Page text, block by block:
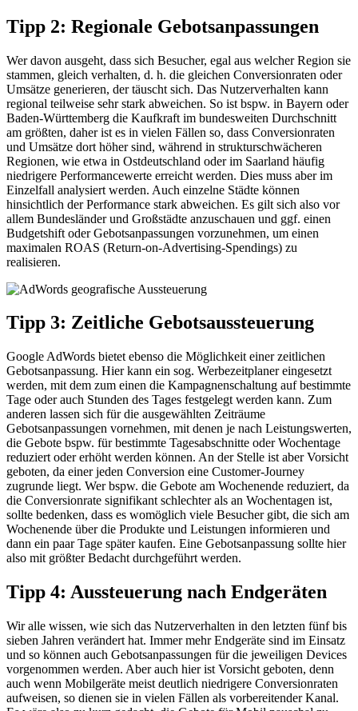
Tipp 2: Regionale Gebotsanpassungen
Wer davon ausgeht, dass sich Besucher, egal aus welcher Region sie
stammen, gleich verhalten, d. h. die gleichen Conversionraten oder
Umsätze generieren, der täuscht sich. Das Nutzerverhalten kann
regional teilweise sehr stark abweichen. So ist bspw. in Bayern oder
Baden-Württemberg die Kaufkraft im bundesweiten Durchschnitt
am größten, daher ist es in vielen Fällen so, dass Conversionraten
und Umsätze dort höher sind, während in strukturschwächeren
Regionen, wie etwa in Ostdeutschland oder im Saarland häufig
niedrigere Performancewerte erreicht werden. Dies muss aber im
Einzelfall analysiert werden. Auch einzelne Städte können
hinsichtlich der Performance stark abweichen. Es gilt sich also vor
allem Bundesländer und Großstädte anzuschauen und ggf. einen
Budgetshift oder Gebotsanpassungen vorzunehmen, um einen
maximalen ROAS (Return-on-Advertising-Spendings) zu
realisieren.
Tipp 3: Zeitliche Gebotsaussteuerung
Google AdWords bietet ebenso die Möglichkeit einer zeitlichen
Gebotsanpassung. Hier kann ein sog. Werbezeitplaner eingesetzt
werden, mit dem zum einen die Kampagnenschaltung auf bestimmte
Tage oder auch Stunden des Tages festgelegt werden kann. Zum
anderen lassen sich für die ausgewählten Zeiträume
Gebotsanpassungen vornehmen, mit denen je nach Leistungswerten,
die Gebote bspw. für bestimmte Tagesabschnitte oder Wochentage
reduziert oder erhöht werden können. An der Stelle ist aber Vorsicht
geboten, da einer jeden Conversion eine Customer-Journey
zugrunde liegt. Wer bspw. die Gebote am Wochenende reduziert, da
die Conversionrate signifikant schlechter als an Wochentagen ist,
sollte bedenken, dass es womöglich viele Besucher gibt, die sich am
Wochenende über die Produkte und Leistungen informieren und
dann ein paar Tage später kaufen. Eine Gebotsanpassung sollte hier
also mit größter Bedacht durchgeführt werden.
Tipp 4: Aussteuerung nach Endgeräten
Wir alle wissen, wie sich das Nutzerverhalten in den letzten fünf bis
sieben Jahren verändert hat. Immer mehr Endgeräte sind im Einsatz
und so können auch Gebotsanpassungen für die jeweiligen Devices
vorgenommen werden. Aber auch hier ist Vorsicht geboten, denn
auch wenn Mobilgeräte meist deutlich niedrigere Conversionraten
aufweisen, so dienen sie in vielen Fällen als vorbereitender Kanal.